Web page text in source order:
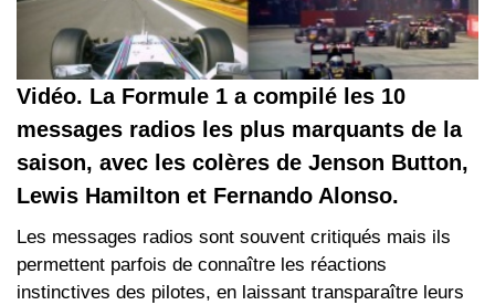
Vidéo. La Formule 1 a compilé les 10
messages radios les plus marquants de la
saison, avec les colères de Jenson Button,
Lewis Hamilton et Fernando Alonso.
Les messages radios sont souvent critiqués mais ils
permettent parfois de connaître les réactions
instinctives des pilotes, en laissant transparaître leurs